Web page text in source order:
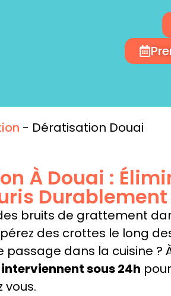
- Dératisation Douai
À Douai :
Durablement
bruits de grattement
des crottes le long
passage dans la cuisine ?
sous 24h
vous.